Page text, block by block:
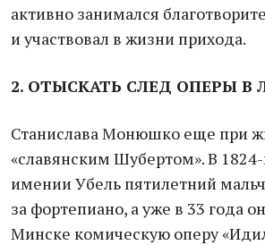
активно занимался
и участвовал в жизни прихода.
2. ОТЫСКАТЬ СЛЕД ОПЕРЫ В
Станислава Монюшко еще при
«славянским Шубертом». В
имении Убель пятилетний
за фортепиано, а уже в 33 года
Минске комическую оперу